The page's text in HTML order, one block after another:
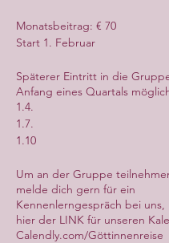
Monatsbeitrag: € 70
Start 1. Februar
Späterer Eintritt in die
Anfang eines Quartals
1.4.
1.7.
1.10
Um an der Gruppe
melde dich gern für ein
Kennenlerngespräch bei uns,
hier der LINK für unseren
Calendly.com/Göttinnenreise